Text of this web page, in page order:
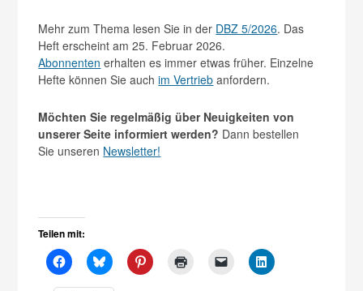
Mehr zum Thema lesen Sie in der DBZ 5/2026. Das
Heft erscheint am 25. Februar 2026.
Abonnenten erhalten es immer etwas früher. Einzelne
Hefte können Sie auchim Vertrieb anfordern.
Möchten Sie regelmäßig über Neuigkeiten von
unserer Seite informiert werden? Dann bestellen
Sie unseren Newsletter!
Teilen mit: